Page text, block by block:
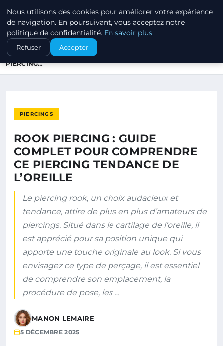
PIERCINGS ET PLUGS
ACCUEIL
PIERCINGS
ROOK PIERCING : GUIDE COMPLET POUR COMPRENDRE CE
PIERCING…
PIERCINGS
ROOK PIERCING : GUIDE
COMPLET POUR COMPRENDRE
CE PIERCING TENDANCE DE
L’OREILLE
Le piercing rook, un choix audacieux et
tendance, attire de plus en plus d’amateurs de
piercings. Situé dans le cartilage de l’oreille, il
est apprécié pour sa position unique qui
apporte une touche originale au look. Si vous
envisagez ce type de perçage, il est essentiel
de comprendre son emplacement, la
procédure de pose, les …
MANON LEMAIRE
5 DÉCEMBRE 2025
Nous utilisons des cookies pour améliorer votre expérience
de navigation. En poursuivant, vous acceptez notre
politique de confidentialité. En savoir plus
Refuser Accepter